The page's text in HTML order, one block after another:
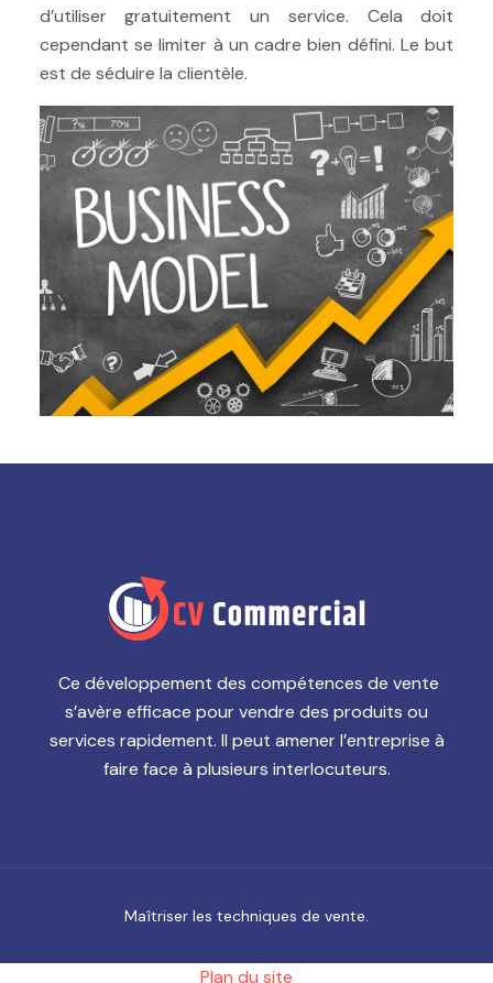
d’utiliser gratuitement un service. Cela doit
cependant se limiter à un cadre bien défini. Le but
est de séduire la clientèle.
Ce développement des compétences de vente
s’avère efficace pour vendre des produits ou
services rapidement. Il peut amener l’entreprise à
faire face à plusieurs interlocuteurs.
Maîtriser les techniques de vente.
Plan du site